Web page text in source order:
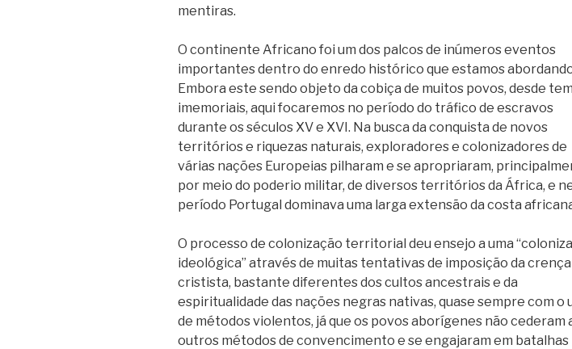
mentiras.
O continente Africano foi um dos palcos de inúmeros eventos
importantes dentro do enredo histórico que estamos
Embora este sendo objeto da cobiça de muitos povos, desde
imemoriais, aqui focaremos no período do tráfico de escravos
durante os séculos XV e XVI. Na busca da conquista de novos
territórios e riquezas naturais, exploradores e colonizadores de
várias nações Europeias pilharam e se apropriaram,
por meio do poderio militar, de diversos territórios da África, e
período Portugal dominava uma larga extensão da costa
O processo de colonização territorial deu ensejo a uma
ideológica” através de muitas tentativas de imposição da
cristista, bastante diferentes dos cultos ancestrais e da
espiritualidade das nações negras nativas, quase sempre com o
de métodos violentos, já que os povos aborígenes não cederam
outros métodos de convencimento e se engajaram em batalhas